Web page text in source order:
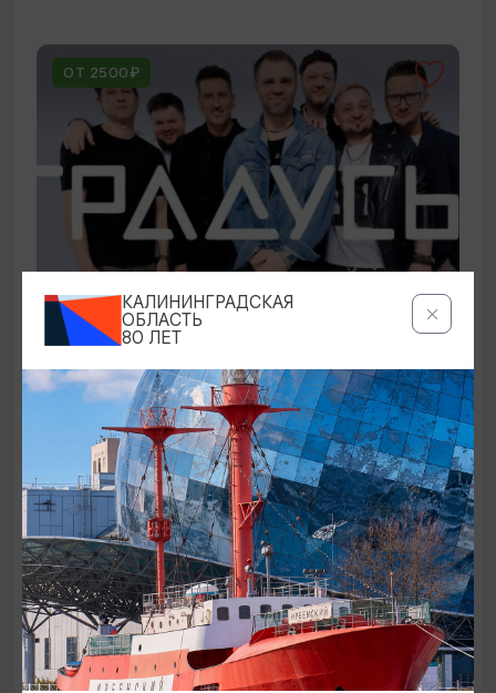
ОТ 2500₽
КОНЦЕРТЫ
Группа «Градусы»
20.08.2026 19:00
Светлогорск, Театр эстрады «Янтарь-холл»
ОТ 2300₽
КАЛИНИНГРАДСКАЯ
ОБЛАСТЬ
80 ЛЕТ